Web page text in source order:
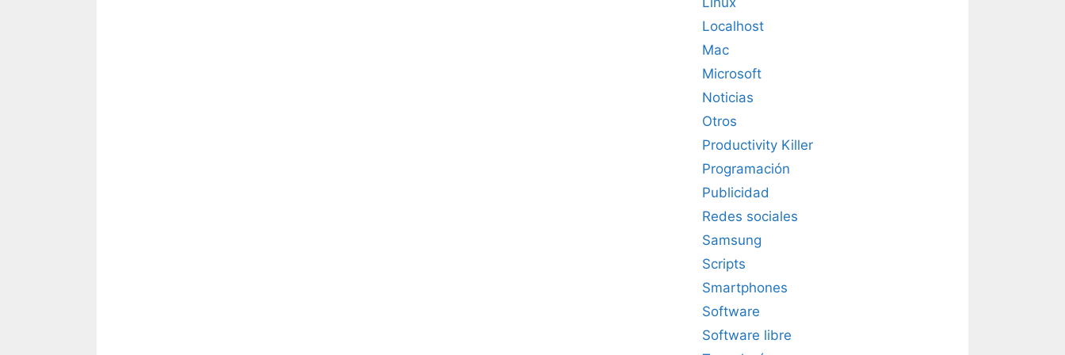
Localhost
Mac
Microsoft
Noticias
Otros
Productivity Killer
Programación
Publicidad
Redes sociales
Samsung
Scripts
Smartphones
Software
Software libre